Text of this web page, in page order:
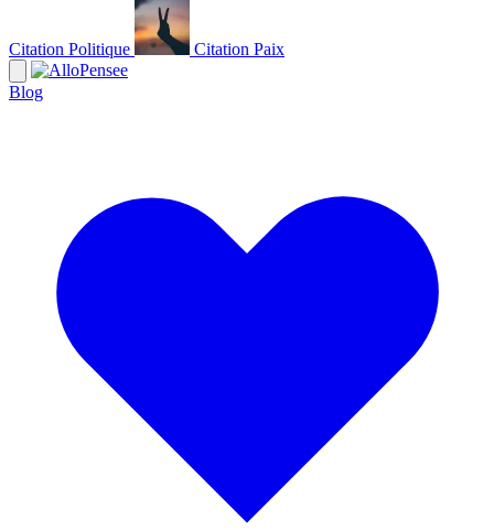
Citation Politique Citation Paix
Blog